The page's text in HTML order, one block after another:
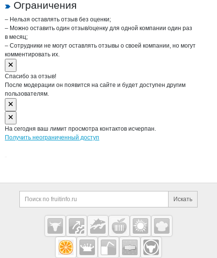
Ограничения
– Нельзя оставлять отзыв без оценки;
– Можно оставить один отзыв/оценку для одной компании один раз
в месяц;
– Сотрудники не могут оставлять отзывы о своей компании, но могут
комментировать их.
Спасибо за отзыв!
После модерации он появится на сайте и будет доступен другим
пользователям.
На сегодня ваш лимит просмотра контактов исчерпан.
Получить неограниченный доступ
Дополнительная информация
Поиск по сайту и
Искать
Cсылки на полезные проекты